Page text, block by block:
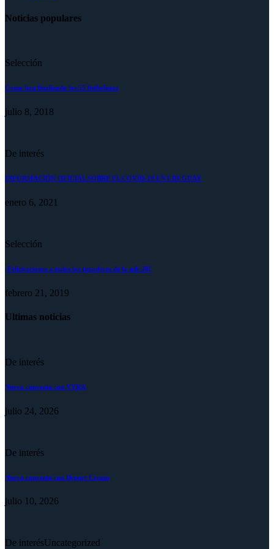
Noticias populares
Selección
Como han finalizado los 55 futbolistas
julio 8, 2018
De interés
INFORMACIÓN OFICIAL SOBRE EL COVID-19 EN URUGUAY
enero 6, 2021
Selección
¡Felicitaciones a todos los jugadores de la sub-20!
febrero 21, 2019
Ultimas noticias
De interés
Nuevo convenio con VYRA
julio 24, 2026
De interés
Nuevo convenio con Deport Cream
julio 10, 2026
De interésUncategorized